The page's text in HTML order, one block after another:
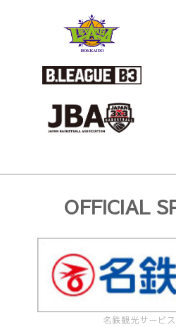
OFFICIAL
名鉄観光サービ